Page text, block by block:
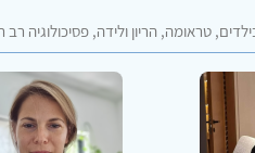
טראומה, הריון ולידה, פסיכולוגיה